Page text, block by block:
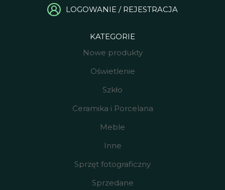
LOGOWANIE / REJESTRACJA
KATEGORIE
Nowe produkty
Oświetlenie
Szkło
Ceramika i Porcelana
Meble
Inne
Sprzęt fotograficzny
Sprzedane